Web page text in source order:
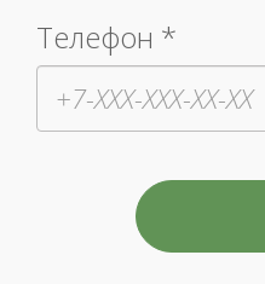
Телефон *